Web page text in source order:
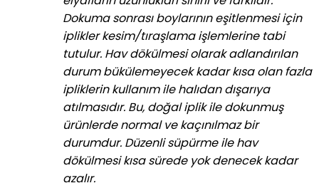
Dokuma sonrası boylarının eşitlenmesi için
iplikler kesim/tıraşlama işlemlerine tabi
tutulur. Hav dökülmesi olarak adlandırılan
durum bükülemeyecek kadar kısa olan fazla
ipliklerin kullanım ile halıdan dışarıya
atılmasıdır. Bu, doğal iplik ile dokunmuş
ürünlerde normal ve kaçınılmaz bir
durumdur. Düzenli süpürme ile hav
dökülmesi kısa sürede yok denecek kadar
azalır.